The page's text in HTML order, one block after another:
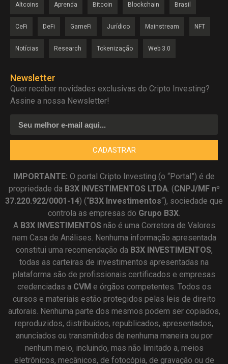
Altcoins Aprenda Bitcoin Blockchain Brasil
CeFi DeFi GameFi Jurídico Mainstream NFT
Notícias Research Tokenização Web 3.0
Newsletter
Quer receber novidades exclusivas do Cripto Investing?
Assine a nossa Newsletter!
CADASTRAR
IMPORTANTE: O portal Cripto Investing (o “Portal”) é de
propriedade da B3X INVESTIMENTOS LTDA. (CNPJ/MF nº
37.220.922/0001-14) (“B3X Investimentos“), sociedade que
controla as empresas do Grupo B3X.
A B3X INVESTIMENTOS não é uma Corretora de Valores
nem Casa de Análises. Nenhuma informação apresentada
constitui uma recomendação da B3X INVESTIMENTOS,
todas as carteiras de investimentos apresentadas na
plataforma são de profissionais certificados e empresas
credenciadas a CVM e órgãos competentes. Todos os
cursos e materiais estão protegidos pelas leis de direito
autorais. Nenhuma parte dos mesmos podem ser copiados,
reproduzidos, distribuídos, republicados, apresentados,
anunciados ou transmitidos de nenhuma maneira ou por
nenhum meio, incluindo, mas não limitado a, meios
eletrônicos, mecânicos, de fotocópia, de gravação ou de